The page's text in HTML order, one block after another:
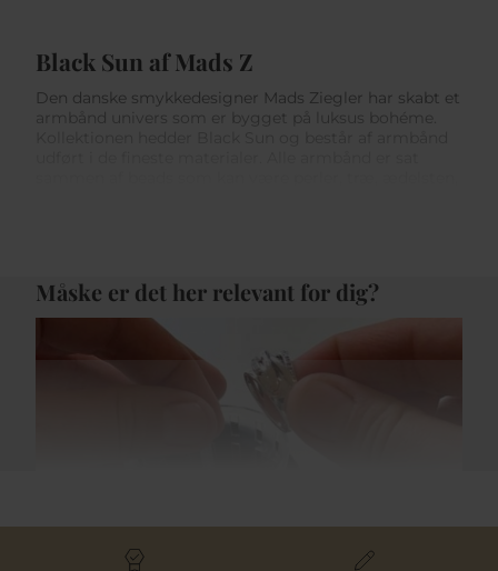
Black Sun af Mads Z
Den danske smykkedesigner Mads Ziegler har skabt et
armbånd univers som er bygget på luksus bohéme.
BLACK SUN er et univers hvor det kreative kommer i
spil. Med disse armbånd fra
har man mulighed
for selv at sammensætte sit eget look med eget
armbånd. Det giver uendelige muligheder for at style
sit look så man får et unikt armbånd. Det kan være
med en nylonsnor, træ, perler og ædelsten beads.
Måske er det her relevant for dig?